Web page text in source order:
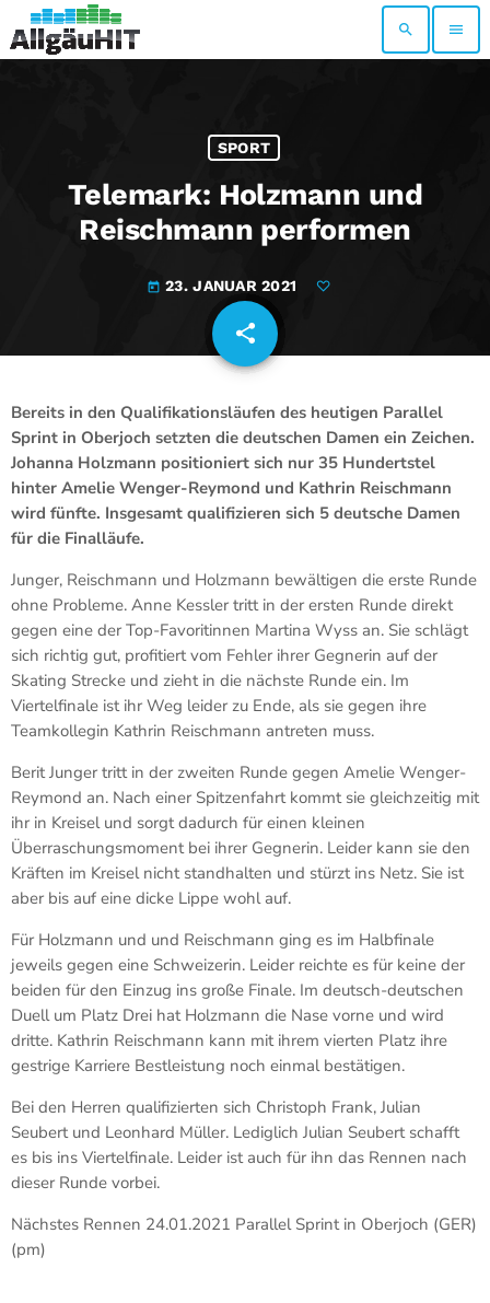
search menu
SPORT
Telemark: Holzmann und
Reischmann performen
today 23. JANUAR 2021
share
email
Bereits in den Qualifikationsläufen des heutigen Parallel
Sprint in Oberjoch setzten die deutschen Damen ein Zeichen.
Johanna Holzmann positioniert sich nur 35 Hundertstel
hinter Amelie Wenger-Reymond und Kathrin Reischmann
wird fünfte. Insgesamt qualifizieren sich 5 deutsche Damen
für die Finalläufe.
Junger, Reischmann und Holzmann bewältigen die erste Runde
ohne Probleme. Anne Kessler tritt in der ersten Runde direkt
gegen eine der Top-Favoritinnen Martina Wyss an. Sie schlägt
sich richtig gut, profitiert vom Fehler ihrer Gegnerin auf der
Skating Strecke und zieht in die nächste Runde ein. Im
Viertelfinale ist ihr Weg leider zu Ende, als sie gegen ihre
Teamkollegin Kathrin Reischmann antreten muss.
Berit Junger tritt in der zweiten Runde gegen Amelie Wenger-
Reymond an. Nach einer Spitzenfahrt kommt sie gleichzeitig mit
ihr in Kreisel und sorgt dadurch für einen kleinen
Überraschungsmoment bei ihrer Gegnerin. Leider kann sie den
Kräften im Kreisel nicht standhalten und stürzt ins Netz. Sie ist
aber bis auf eine dicke Lippe wohl auf.
Für Holzmann und und Reischmann ging es im Halbfinale
jeweils gegen eine Schweizerin. Leider reichte es für keine der
beiden für den Einzug ins große Finale. Im deutsch-deutschen
Duell um Platz Drei hat Holzmann die Nase vorne und wird
dritte. Kathrin Reischmann kann mit ihrem vierten Platz ihre
gestrige Karriere Bestleistung noch einmal bestätigen.
Bei den Herren qualifizierten sich Christoph Frank, Julian
Seubert und Leonhard Müller. Lediglich Julian Seubert schafft
es bis ins Viertelfinale. Leider ist auch für ihn das Rennen nach
dieser Runde vorbei.
Nächstes Rennen 24.01.2021 Parallel Sprint in Oberjoch (GER)
(pm)